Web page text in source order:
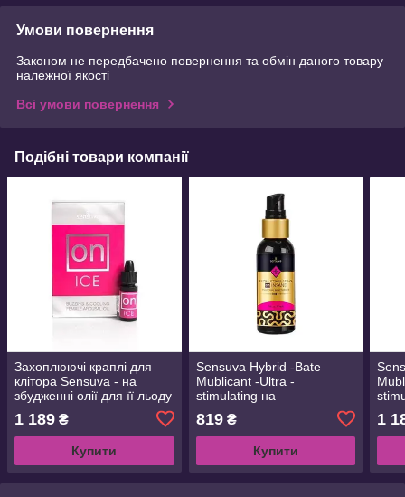
Умови повернення
Законом не передбачено повернення та обмін даного товару
належної якості
Всі умови повернення
Подібні товари компанії
Захоплюючі краплі для
клітора Sensuva - на
збудженні олії для її льоду
(5 мл) охолодження, до 30
хвилин
1 189 ₴
Купити
Sensuva Hybrid -Bate
Mublicant -Ultra -
stimulating на
819₴
Купити
1